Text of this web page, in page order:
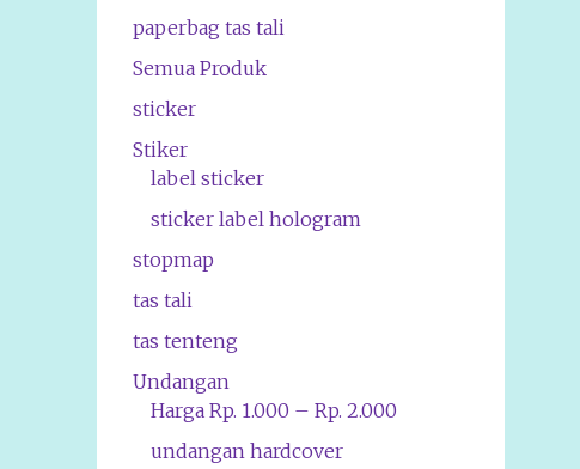
paperbag tas tali
Semua Produk
sticker
Stiker
label sticker
sticker label hologram
stopmap
tas tali
tas tenteng
Undangan
Harga Rp. 1.000 – Rp. 2.000
undangan hardcover